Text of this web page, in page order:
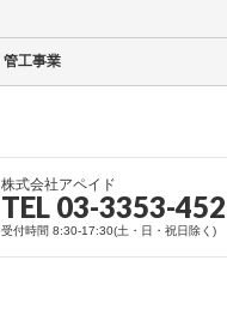
管工事業
株式会社アペイド
TEL 03-3353-
受付時間 8:30-17:30(土・日・祝日除く)